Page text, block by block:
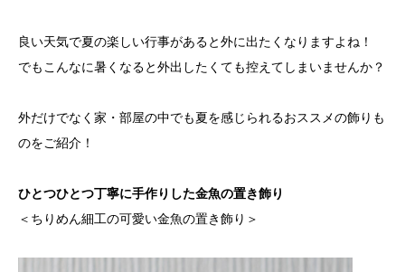
良い天気で夏の楽しい行事があると外に出たくなりますよね！
でもこんなに暑くなると外出したくても控えてしまいませんか？
外だけでなく家・部屋の中でも夏を感じられるおススメの飾りも
のをご紹介！
ひとつひとつ丁寧に手作りした金魚の置き飾り
＜ちりめん細工の可愛い金魚の置き飾り＞